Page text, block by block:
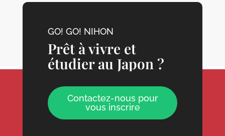
GO! GO! NIHON
Prêt à vivre et
étudier au Japon ?
Contactez-nous pour
vous inscrire